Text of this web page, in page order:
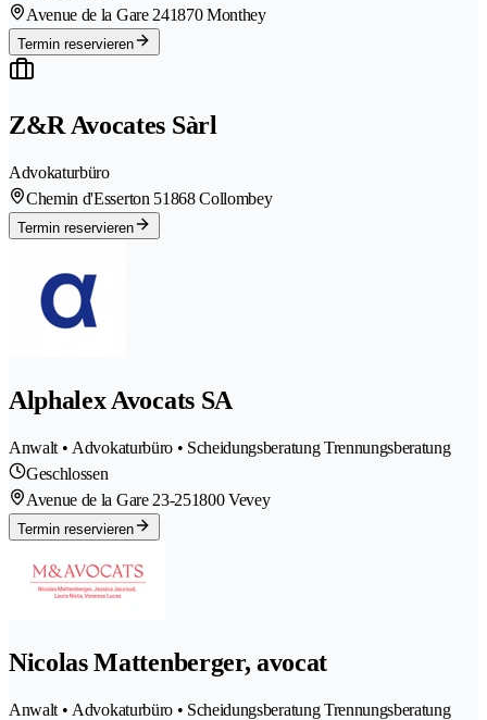
Avenue de la Gare 241870 Monthey
Termin reservieren
Z&R Avocates Sàrl
Advokaturbüro
Chemin d'Esserton 51868 Collombey
Termin reservieren
Alphalex Avocats SA
Anwalt • Advokaturbüro • Scheidungsberatung Trennungsberatung
Geschlossen
Avenue de la Gare 23-251800 Vevey
Termin reservieren
Nicolas Mattenberger, avocat
Anwalt • Advokaturbüro • Scheidungsberatung Trennungsberatung